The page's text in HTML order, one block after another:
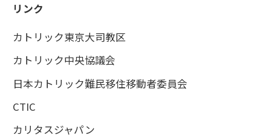
リンク
カトリック東京大司教区
カトリック中央協議会
日本カトリック難民移住移動者委員会
CTIC
カリタスジャパン